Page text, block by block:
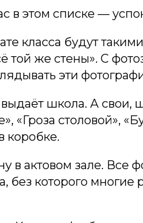
в этом списке —
класса будут
же стены». С
эти
школа. А свои,
«Гроза столовой»,
коробке.
в актовом зале. Все
без которого